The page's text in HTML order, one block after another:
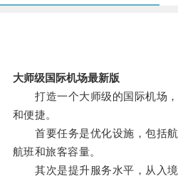
大师级国际机场最新版
打造一个大师级的国际机场，
和便捷。
首要任务是优化设施，包括航
航班和旅客容量。
其次是提升服务水平，从入境